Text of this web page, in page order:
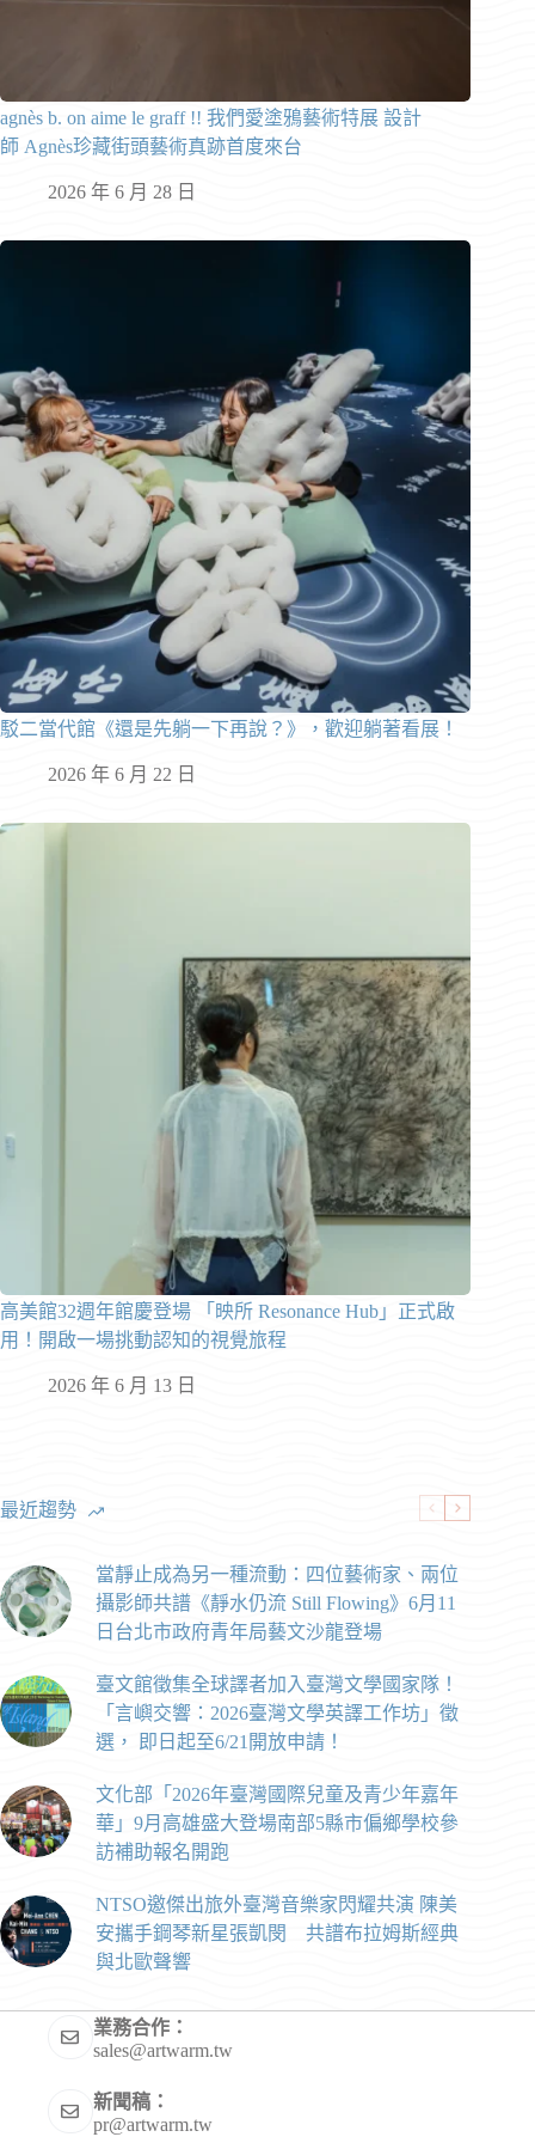
agnès b. on aime le graff !! 我們愛塗鴉藝術特展 設計
師 Agnès珍藏街頭藝術真跡首度來台
2026 年 6 月 28 日
駁二當代館《還是先躺一下再說？》，歡迎躺著看展！
2026 年 6 月 22 日
高美館32週年館慶登場 「映所 Resonance Hub」正式啟
用！開啟一場挑動認知的視覺旅程
2026 年 6 月 13 日
最近趨勢
當靜止成為另一種流動：四位藝術家、兩位
攝影師共譜《靜水仍流 Still Flowing》6月11
日台北市政府青年局藝文沙龍登場
臺文館徵集全球譯者加入臺灣文學國家隊！
「言嶼交響：2026臺灣文學英譯工作坊」徵
選， 即日起至6/21開放申請！
文化部「2026年臺灣國際兒童及青少年嘉年
華」9月高雄盛大登場南部5縣市偏鄉學校參
訪補助報名開跑
NTSO邀傑出旅外臺灣音樂家閃耀共演 陳美
安攜手鋼琴新星張凱閔 共譜布拉姆斯經典
與北歐聲響
業務合作：
sales@artwarm.tw
新聞稿：
pr@artwarm.tw